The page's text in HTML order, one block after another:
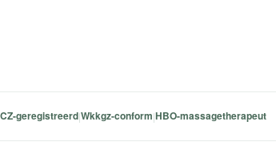
geregistreerd|Wkkgz-conform|HBO-massagetherapeut